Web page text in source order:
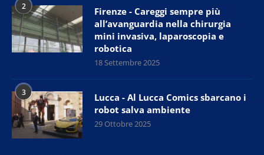
2
Firenze - Careggi sempre più
all’avanguardia nella chirurgia
mini invasiva, laparoscopia e
robotica
18 Settembre 2025
3
Lucca - Al Lucca Comics sbarcano i
robot salva ambiente
29 Ottobre 2025